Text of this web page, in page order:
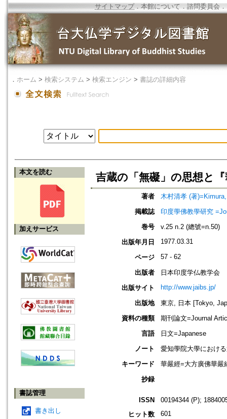
サイトマップ．本館について ． 諮問委員会 ．
． ホーム > 検索システム > 検索エンジン > 書誌の詳細内容
本文を読む
加えサービス
書誌管理
書き出し
吉蔵の「無礙」の思想と
著者
木村清孝 (著
掲載誌
印度學佛教學研究
巻号
v.25 n.2 (總號=n.50)
出版年月日
1977.03.31
ページ 57 - 62
出版者
日本印度学仏教学会
出版サイト
http://www.jaibs.jp/
出版地
東京, 日本 [Tokyo,
資料の種類
期刊論文=Journal
言語
日文=Japanese
ノート
愛知學院大學におけ
キーワード
華嚴經=大方廣佛華
抄録
ISSN
00194344 (P);
ヒット数
601